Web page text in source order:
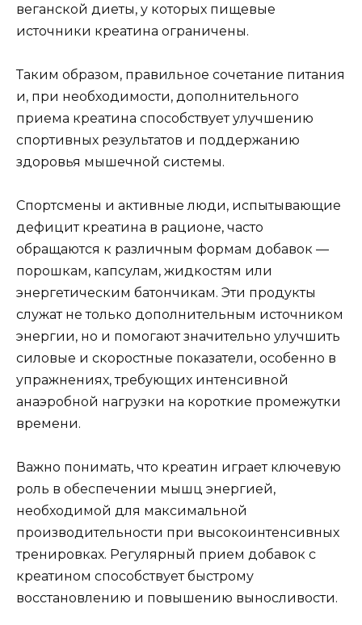
веганской диеты, у которых пищевые
источники креатина ограничены.
Таким образом, правильное сочетание питания
и, при необходимости, дополнительного
приема креатина способствует улучшению
спортивных результатов и поддержанию
здоровья мышечной системы.
Спортсмены и активные люди, испытывающие
дефицит креатина в рационе, часто
обращаются к различным формам добавок —
порошкам, капсулам, жидкостям или
энергетическим батончикам. Эти продукты
служат не только дополнительным источником
энергии, но и помогают значительно улучшить
силовые и скоростные показатели, особенно в
упражнениях, требующих интенсивной
анаэробной нагрузки на короткие промежутки
времени.
Важно понимать, что креатин играет ключевую
роль в обеспечении мышц энергией,
необходимой для максимальной
производительности при высокоинтенсивных
тренировках. Регулярный прием добавок с
креатином способствует быстрому
восстановлению и повышению выносливости.